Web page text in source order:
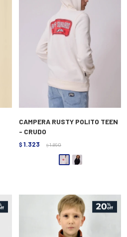
CAMPERA RUSTY POLITO TEEN
- CRUDO
$ 1.323 $ 1.890